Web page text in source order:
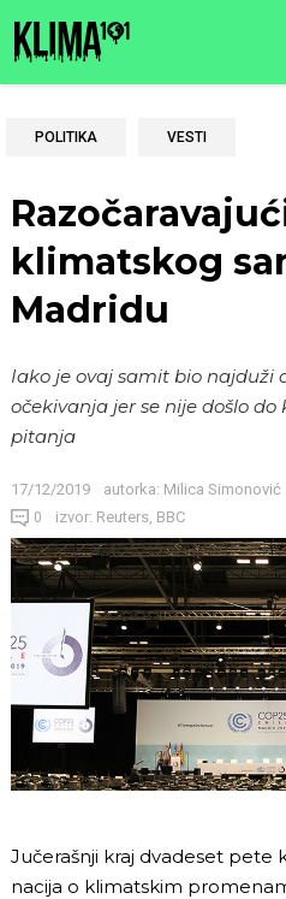
POLITIKA VESTI
klimatskog
Madridu
Iako je ovaj samit bio najduži
očekivanja jer se nije došlo
pitanja
17/12/2019 autorka: Milica Simonović
0 izvor: Reuters, BBC
Jučerašnji kraj dvadeset pete
nacija o klimatskim